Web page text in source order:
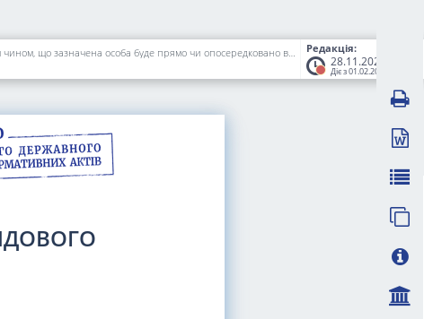
Редакція:
28.11.2025
Діє з 01.02.2026
Про внесення змін до Порядку погодження набуття особою істотної участі у професійному учаснику фондового ринку або збільшення її таким чином, що зазначена особа буде прямо чи опосередковано володіти або контролювати 10, 25, 50 і 75 відсотків статутного капіталу такого учасника чи права голосу придбаних акцій (часток) в його органах управління